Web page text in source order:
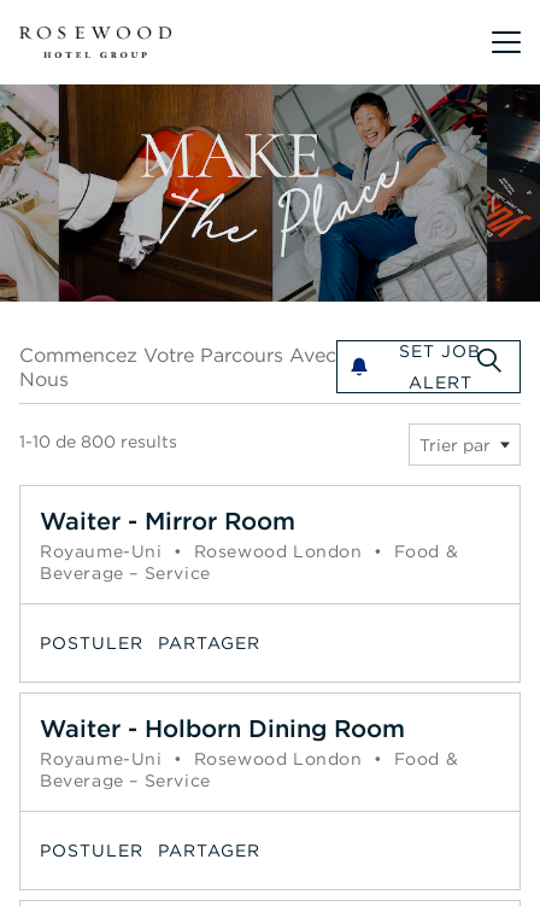
Menu
Commencez Votre Parcours Avec
Nous
SET JOB
ALERT
Commencez votre parcours avec nous
1-10 de 800 results Trier par
Waiter - Mirror Room
Royaume-Uni • Rosewood London •
Food &
Beverage – Service
POSTULER PARTAGER
Waiter - Holborn Dining Room
Royaume-Uni • Rosewood London •
Food &
Beverage – Service
POSTULER PARTAGER